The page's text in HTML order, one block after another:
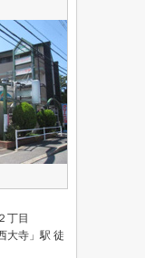
丁目
大寺」駅 徒